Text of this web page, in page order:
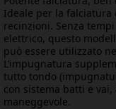
Ideale per la
recinzioni. Senza
elettrico, questo
può essere utilizzato
L’impugnatura
tutto tondo
con sistema batti e
maneggevole.